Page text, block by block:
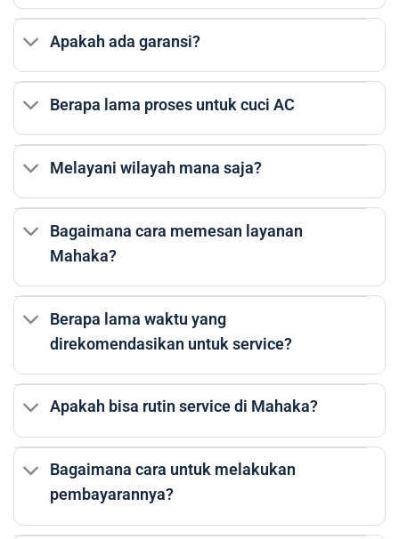
Apakah ada garansi?
Berapa lama proses untuk cuci AC
Melayani wilayah mana saja?
Bagaimana cara memesan layanan
Mahaka?
Berapa lama waktu yang
direkomendasikan untuk service?
Apakah bisa rutin service di Mahaka?
Bagaimana cara untuk melakukan
pembayarannya?